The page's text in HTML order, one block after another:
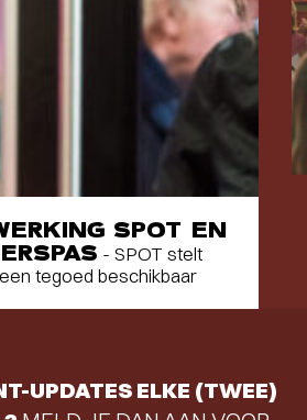
SPOT EN
- SPOT stelt
tegoed beschikbaar
UPDATES ELKE (TWEE)